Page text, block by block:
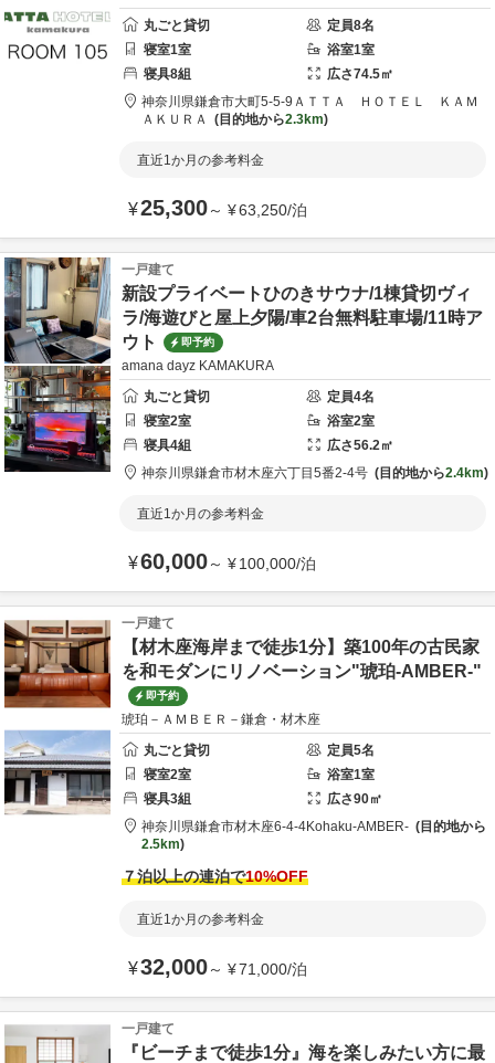
丸ごと貸切 定員8名
寝室1室 浴室1室
寝具8組 広さ74.5㎡
神奈川県鎌倉市大町5-5-9 ＡＴＴＡ ＨＯＴＥＬ ＫＡＭ
ＡＫＵＲＡ
目的地から2.3km
直近1か月の参考料金
¥25,300～ ¥63,250/泊
一戸建て
新設プライベートひのきサウナ/1棟貸切ヴィ
ラ/海遊びと屋上夕陽/車2台無料駐車場/11時ア
ウト
即予約
amana dayz KAMAKURA
丸ごと貸切
定員4名
寝室2室 浴室2室
寝具4組 広さ56.2㎡
神奈川県鎌倉市材木座六丁目5番2-4号 目的地から2.4km
直近1か月の参考料金
¥60,000～ ¥100,000/泊
一戸建て
【材木座海岸まで徒歩1分】築100年の古民家
を和モダンにリノベーション"琥珀-AMBER-"
即予約
琥珀－ＡＭＢＥＲ－鎌倉・材木座
丸ごと貸切
定員5名
寝室2室 浴室1室
寝具3組 広さ90㎡
神奈川県鎌倉市材木座6-4-4Kohaku-AMBER-
目的地から
2.5km
７泊以上の連泊で10%OFF
直近1か月の参考料金
¥32,000～ ¥71,000/泊
一戸建て
『ビーチまで徒歩1分』海を楽しみたい方に最